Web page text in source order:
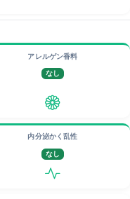
アレルゲン香料
なし
内分泌かく乱性
なし